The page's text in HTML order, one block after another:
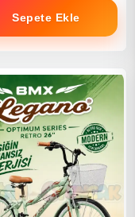
Sepete Ekle